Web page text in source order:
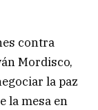
contra
Mordisco,
la paz
la mesa en